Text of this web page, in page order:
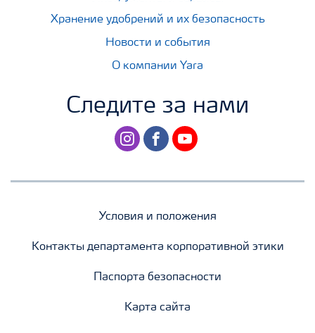
Хранение удобрений и их безопасность
Новости и события
О компании Yara
Следите за нами
instagramfacebookyoutube
Условия и положения
Контакты департамента корпоративной этики
Паспорта безопасности
Карта сайта